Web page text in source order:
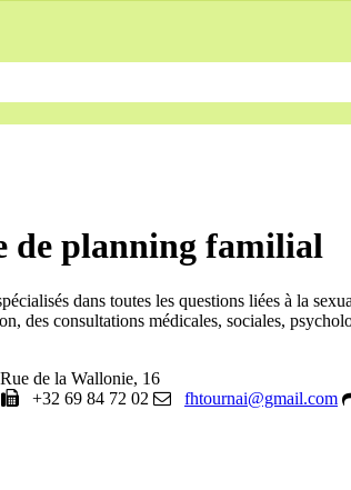
de planning familial
dans toutes les questions liées à la
des consultations médicales, sociales,
Rue de la Wallonie, 16
+32 69 84 72 02 fhtournai@gmail.com